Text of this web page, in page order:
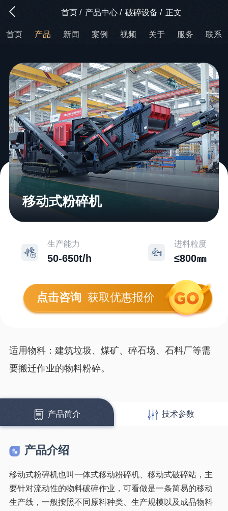
首页 / 产品中心 / 破碎设备 / 正文
首页 产品 新闻 案例 视频 关于 服务 联系
移动式粉碎机
生产能力
50-650t/h
进料粒度
≤800㎜
点击咨询 获取优惠报价
适用物料：建筑垃圾、煤矿、碎石场、石料厂等需
要搬迁作业的物料粉碎。
产品简介 技术参数
产品介绍
移动式粉碎机也叫一体式移动粉碎机、移动式破碎站，主
要针对流动性的物料破碎作业，可看做是一条简易的移动
生产线，一般按照不同原料种类、生产规模以及成品物料